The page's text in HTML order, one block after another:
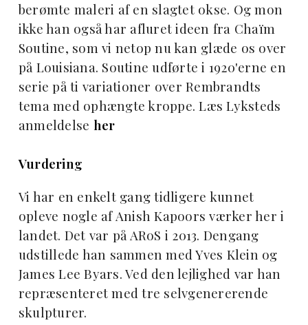
berømte maleri af en slagtet okse. Og mon
ikke han også har afluret ideen fra Chaïm
Soutine, som vi netop nu kan glæde os over
på Louisiana. Soutine udførte i 1920'erne en
serie på ti variationer over Rembrandts
tema med ophængte kroppe. Læs Lyksteds
anmeldelse her
Vurdering
Vi har en enkelt gang tidligere kunnet
opleve nogle af Anish Kapoors værker her i
landet. Det var på ARoS i 2013. Dengang
udstillede han sammen med Yves Klein og
James Lee Byars. Ved den lejlighed var han
repræsenteret med tre selvgenererende
skulpturer.